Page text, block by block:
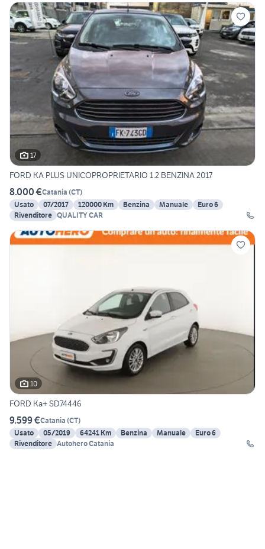
17
FORD KA PLUS UNICOPROPRIETARIO 1.2 BENZINA 2017
8.000 €Catania (CT)
Usato
07/2017 120000 Km Benzina Manuale
Euro 6
Rivenditore QUALITY CAR
10
FORD Ka+ SD74446
9.599 €Catania (CT)
Usato
05/2019 64241 Km Benzina Manuale
Euro 6
Rivenditore Autohero Catania